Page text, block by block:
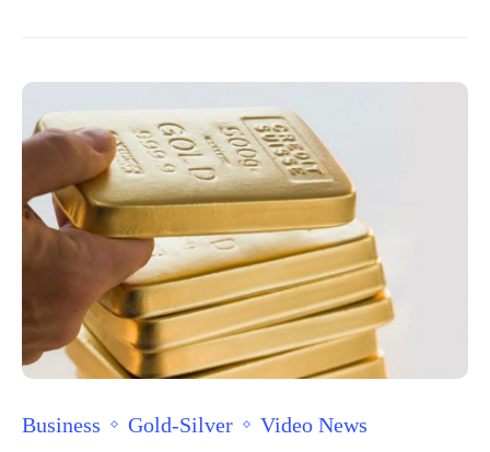
Business Gold-Silver Video News